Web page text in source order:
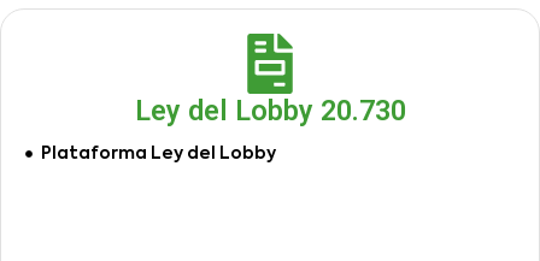
Ley del Lobby 20.730
Plataforma Ley del Lobby